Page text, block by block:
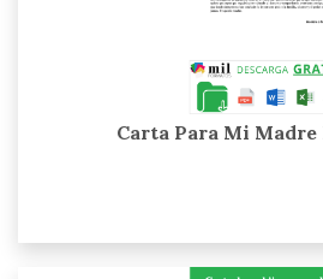
Carta Para Mi Madre